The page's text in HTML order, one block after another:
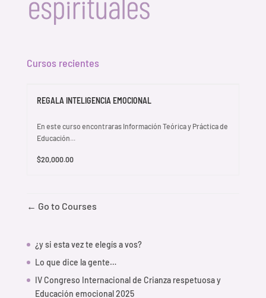
Cursos recientes
REGALA INTELIGENCIA EMOCIONAL
En este curso encontraras Información Teórica y Práctica de
Educación...
$20,000.00
Go to Courses
¿y si esta vez te elegís a vos?
Lo que dice la gente…
IV Congreso Internacional de Crianza respetuosa y
Educación emocional 2025